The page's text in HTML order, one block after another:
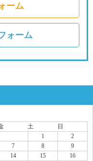
ーム
ォーム
土
日
1
2
7 8
9
14 15
16